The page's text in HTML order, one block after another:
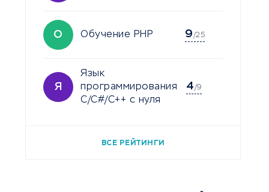
О Обучение PHP 9/25
Я
Язык
программирования
C/C#/C++ с нуля
4/9
ВСЕ РЕЙТИНГИ